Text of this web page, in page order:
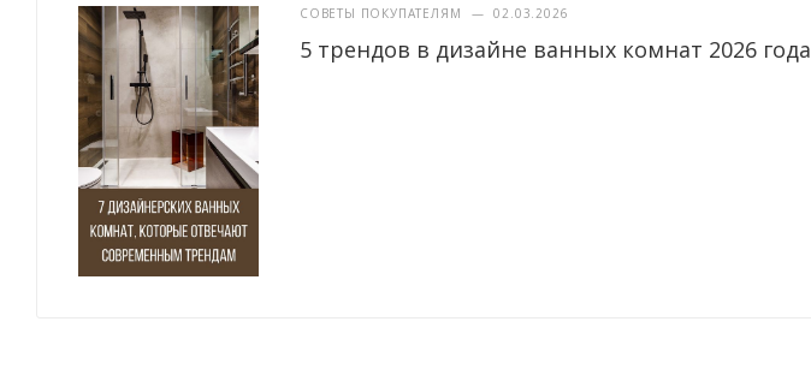
СОВЕТЫ ПОКУПАТЕЛЯМ — 02.03.2026
5 трендов в дизайне ванных комнат 2026 года